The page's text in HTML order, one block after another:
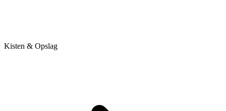
Kisten & Opslag